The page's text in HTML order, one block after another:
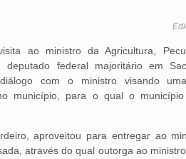
ao ministro da Agricultura,
deputado federal majoritário em
com o ministro visando
município, para o qual o
aproveitou para entregar ao
através do qual outorga ao